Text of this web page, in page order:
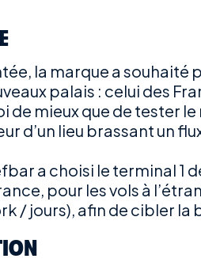
la marque a souhaité
palais : celui des
de mieux que de tester
d’un lieu brassant un
a choisi le terminal 1
pour les vols à
/ jours), afin de cibler la